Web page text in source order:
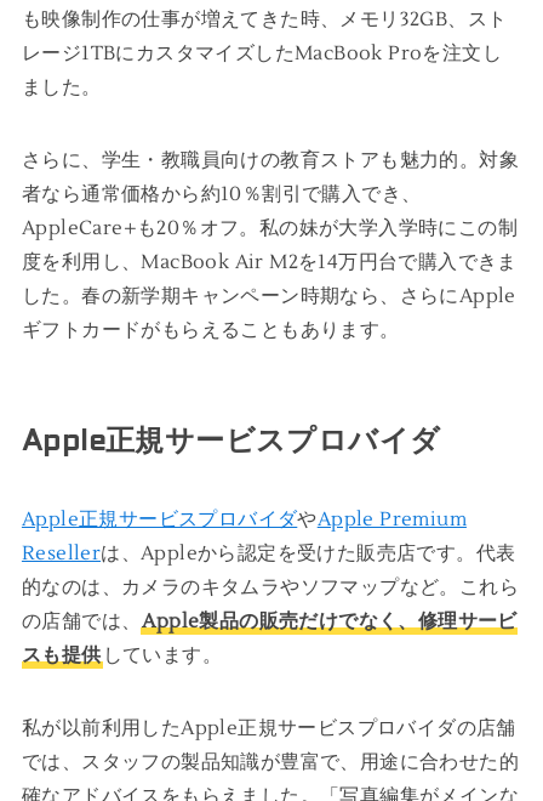
も映像制作の仕事が増えてきた時、メモリ32GB、スト
レージ1TBにカスタマイズしたMacBook Proを注文し
ました。
さらに、学生・教職員向けの教育ストアも魅力的。対象
者なら通常価格から約10％割引で購入でき、
AppleCare+も20％オフ。私の妹が大学入学時にこの制
度を利用し、MacBook Air M2を14万円台で購入できま
した。春の新学期キャンペーン時期なら、さらにApple
ギフトカードがもらえることもあります。
Apple正規サービスプロバイダ
Apple正規サービスプロバイダやApple Premium
Resellerは、Appleから認定を受けた販売店です。代表
的なのは、カメラのキタムラやソフマップなど。これら
の店舗では、Apple製品の販売だけでなく、修理サービ
スも提供しています。
私が以前利用したApple正規サービスプロバイダの店舗
では、スタッフの製品知識が豊富で、用途に合わせた的